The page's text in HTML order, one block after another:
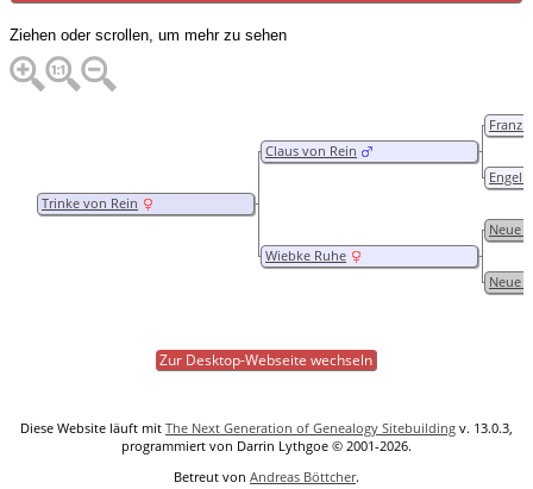
Ziehen oder scrollen, um mehr zu sehen
Trinke von Rein
Claus von Rein
Wiebke Ruhe
Neue
Neue
Zur Desktop-Webseite wechseln
Diese Website läuft mit The Next Generation of Genealogy Sitebuilding v. 13.0.3,
programmiert von Darrin Lythgoe © 2001-2026.
Betreut von Andreas Böttcher.